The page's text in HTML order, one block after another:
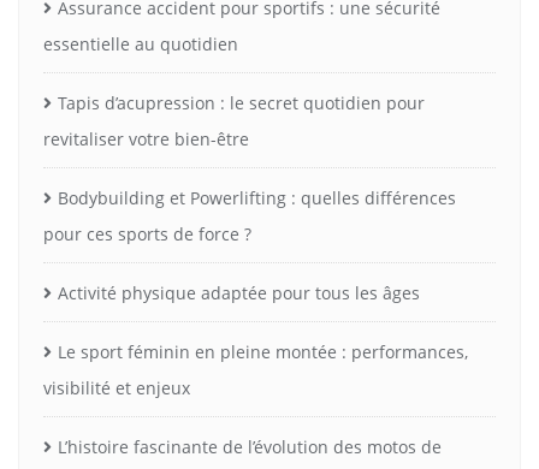
Assurance accident pour sportifs : une sécurité
essentielle au quotidien
Tapis d’acupression : le secret quotidien pour
revitaliser votre bien-être
Bodybuilding et Powerlifting : quelles différences
pour ces sports de force ?
Activité physique adaptée pour tous les âges
Le sport féminin en pleine montée : performances,
visibilité et enjeux
L’histoire fascinante de l’évolution des motos de